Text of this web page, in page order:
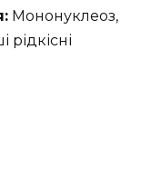
Мононуклеоз,
рідкісні